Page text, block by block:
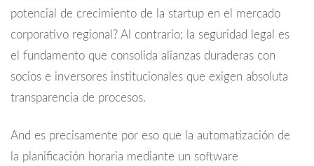
potencial de crecimiento de la startup en el mercado
corporativo regional? Al contrario; la seguridad legal es
el fundamento que consolida alianzas duraderas con
socios e inversores institucionales que exigen absoluta
transparencia de procesos.
And es precisamente por eso que la automatización de
la planificación horaria mediante un software